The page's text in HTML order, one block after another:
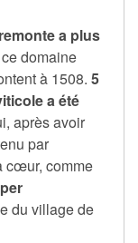
a plus
domaine
à 1508. 5
a été
après avoir
par
cœur, comme
du village de